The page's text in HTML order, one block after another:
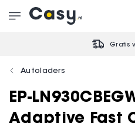
Gratis
Autoladers
EP-
Adaptive Fast